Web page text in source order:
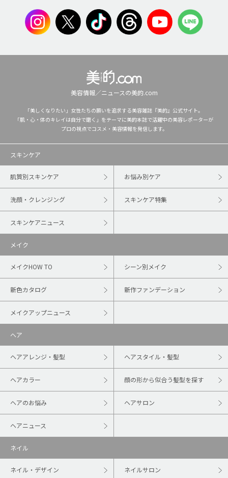
美容情報／ニュースの美的.com
「美しくなりたい」女性たちの願いを追求する美容雑誌『美的』公式サイト。
「肌・心・体のキレイは自分で磨く」をテーマに美的本誌で活躍中の美容レポーターが
プロの視点でコスメ・美容情報を発信します。
スキンケア
肌質別スキンケア お悩み別ケア
洗顔・クレンジング スキンケア特集
スキンケアニュース
メイク
メイクHOW TO シーン別メイク
新色カタログ 新作ファンデーション
メイクアップニュース
ヘア
ヘアアレンジ・髪型 ヘアスタイル・髪型
ヘアカラー 顔の形から似合う髪型を探す
ヘアのお悩み ヘアサロン
ヘアニュース
ネイル
ネイル・デザイン ネイルサロン